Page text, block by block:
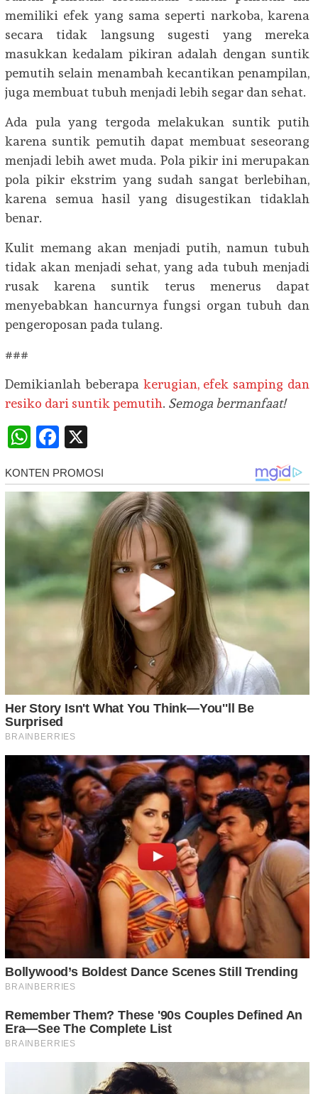
memiliki efek yang sama seperti narkoba, karena
secara tidak langsung sugesti yang mereka
masukkan kedalam pikiran adalah dengan suntik
pemutih selain menambah kecantikan penampilan,
juga membuat tubuh menjadi lebih segar dan sehat.
Ada pula yang tergoda melakukan suntik putih
karena suntik pemutih dapat membuat seseorang
menjadi lebih awet muda. Pola pikir ini merupakan
pola pikir ekstrim yang sudah sangat berlebihan,
karena semua hasil yang disugestikan tidaklah
benar.
Kulit memang akan menjadi putih, namun tubuh
tidak akan menjadi sehat, yang ada tubuh menjadi
rusak karena suntik terus menerus dapat
menyebabkan hancurnya fungsi organ tubuh dan
pengeroposan pada tulang.
###
Demikianlah beberapa kerugian, efek samping dan
resiko dari suntik pemutih. Semoga bermanfaat!
WhatsApp
Facebook